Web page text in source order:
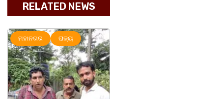
RELATED NEWS
ମହାନଗର ରାଜ୍ୟ